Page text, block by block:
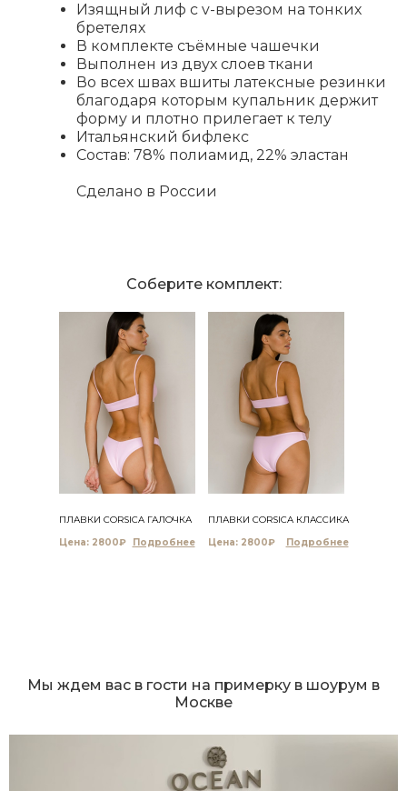
Изящный лиф с v-вырезом на тонких
бретелях
В комплекте съёмные чашечки
Выполнен из двух слоев ткани
Во всех швах вшиты латексные резинки
благодаря которым купальник держит
форму и плотно прилегает к телу
Итальянский бифлекс
Состав: 78% полиамид, 22% эластан
Сделано в России
Соберите комплект:
ПЛАВКИ CORSICA ГАЛОЧКА
Цена: 2800₽
ПЛАВКИ CORSICA КЛАССИКА
Цена: 2800₽
Мы ждем вас в гости на примерку в шоурум в
Москве